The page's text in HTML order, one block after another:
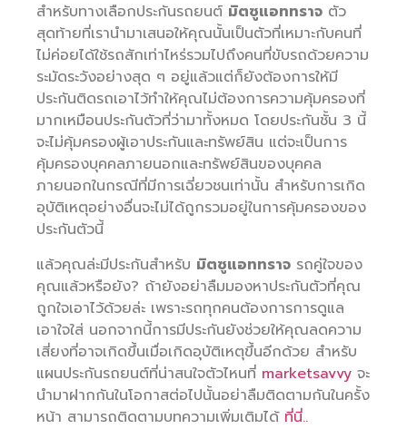
สำหรับทางเลือกประกันรถยนต์ มิตซูแอททราจ ตัว
สุดท้ายที่เรานำมาเสนอให้คุณนั้นเป็นตัวที่เหมาะกับคนที่
ไม่ค่อยได้ใช้รถสักเท่าไหร่รวมไปถึงคนที่ขับรถด้วยความ
ระมัดระวังอย่างสุด ๆ อยู่แล้วแต่ก็ยังต้องการให้มี
ประกันติดรถเอาไว้ทำให้คุณไม่ต้องการความคุ้มครองที่
มากเหมือนประกันตัวที่ว่ามาทั้งหมด โดยประกันชั้น 3 นี้
จะไม่คุ้มครองผู้เอาประกันและทรัพย์สิน แต่จะเป็นการ
คุ้มครองบุคคลภายนอกและทรัพย์สินของบุคคล
ภายนอกในกรณีที่มีการเฉี่ยวชนเท่านั้น สำหรับการเกิด
อุบัติเหตุอย่างอื่นจะไม่ได้ถูกรวมอยู่ในการคุ้มครองของ
ประกันตัวนี้
แล้วคุณล่ะมีประกันสำหรับ มิตซูแอททราจ รถคู่ใจของ
คุณแล้วหรือยัง? ถ้ายังอย่าลืมมองหาประกันตัวที่คุณ
ถูกใจเอาไว้ด้วยล่ะ เพราะรถทุกคนต้องการการดูแล
เอาใจใส่ นอกจากนี้การมีประกันยังช่วยให้คุณลดความ
เสี่ยงที่อาจเกิดขึ้นเมื่อเกิดอุบัติเหตุขึ้นอีกด้วย สำหรับ
แผนประกันรถยนต์ที่น่าสนใจตัวไหนที่ marketsavvy จะ
นำมาฝากกันในโอกาสต่อไปนั้นอย่าลืมติดตามกันในครั้ง
หน้า สามารถติดตามบทความเพิ่มเติมได้ ที่นี่..